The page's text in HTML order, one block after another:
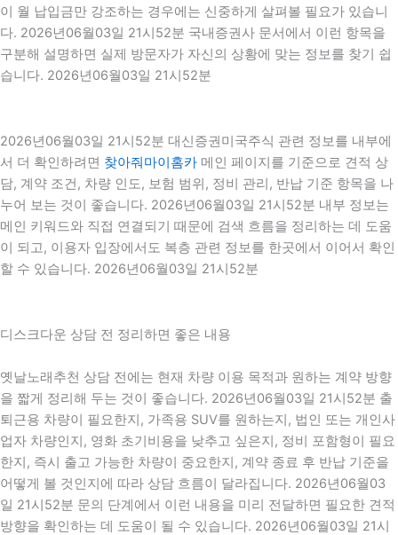
이 월 납입금만 강조하는 경우에는 신중하게 살펴볼 필요가 있습니
다. 2026년06월03일 21시52분 국내증권사 문서에서 이런 항목을
구분해 설명하면 실제 방문자가 자신의 상황에 맞는 정보를 찾기 쉽
습니다. 2026년06월03일 21시52분
2026년06월03일 21시52분 대신증권미국주식 관련 정보를 내부에
서 더 확인하려면 찾아줘마이홈카 메인 페이지를 기준으로 견적 상
담, 계약 조건, 차량 인도, 보험 범위, 정비 관리, 반납 기준 항목을 나
누어 보는 것이 좋습니다. 2026년06월03일 21시52분 내부 정보는
메인 키워드와 직접 연결되기 때문에 검색 흐름을 정리하는 데 도움
이 되고, 이용자 입장에서도 복층 관련 정보를 한곳에서 이어서 확인
할 수 있습니다. 2026년06월03일 21시52분
디스크다운 상담 전 정리하면 좋은 내용
옛날노래추천 상담 전에는 현재 차량 이용 목적과 원하는 계약 방향
을 짧게 정리해 두는 것이 좋습니다. 2026년06월03일 21시52분 출
퇴근용 차량이 필요한지, 가족용 SUV를 원하는지, 법인 또는 개인사
업자 차량인지, 영화 초기비용을 낮추고 싶은지, 정비 포함형이 필요
한지, 즉시 출고 가능한 차량이 중요한지, 계약 종료 후 반납 기준을
어떻게 볼 것인지에 따라 상담 흐름이 달라집니다. 2026년06월03
일 21시52분 문의 단계에서 이런 내용을 미리 전달하면 필요한 견적
방향을 확인하는 데 도움이 될 수 있습니다. 2026년06월03일 21시